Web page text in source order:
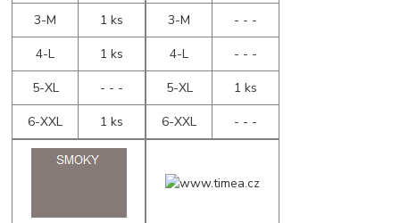
3-M
1 ks
4-L
1 ks
5-XL
- - -
6-XXL
1 ks
3-M
- - -
4-L
- - -
5-XL
1 ks
6-XXL
- - -